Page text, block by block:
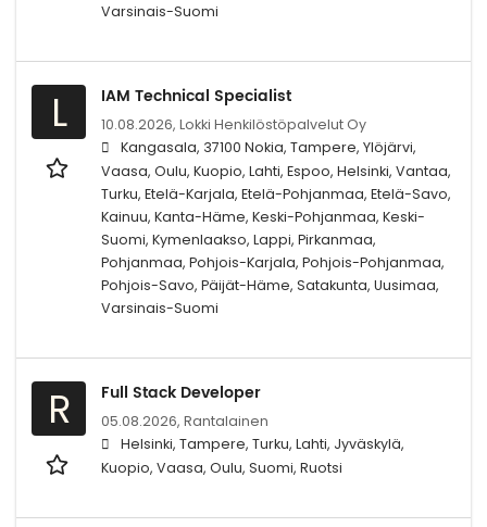
Varsinais-Suomi
L IAM Technical Specialist
10.08.2026, Lokki Henkilöstöpalvelut Oy
Kangasala, 37100 Nokia, Tampere, Ylöjärvi,
Vaasa, Oulu, Kuopio, Lahti, Espoo, Helsinki, Vantaa,
Turku, Etelä-Karjala, Etelä-Pohjanmaa, Etelä-Savo,
Kainuu, Kanta-Häme, Keski-Pohjanmaa, Keski-
Suomi, Kymenlaakso, Lappi, Pirkanmaa,
Pohjanmaa, Pohjois-Karjala, Pohjois-Pohjanmaa,
Pohjois-Savo, Päijät-Häme, Satakunta, Uusimaa,
Varsinais-Suomi
R Full Stack Developer
05.08.2026, Rantalainen
Helsinki, Tampere, Turku, Lahti, Jyväskylä,
Kuopio, Vaasa, Oulu, Suomi, Ruotsi